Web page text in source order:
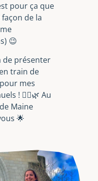
pour ça que
de la
😉
de présenter
train de
mes
! 🧘‍♀️🌿 Au
Maine
🌟